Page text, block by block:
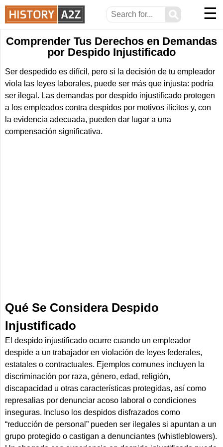
⚲ ☰
Comprender Tus Derechos en Demandas
por Despido Injustificado
Ser despedido es difícil, pero si la decisión de tu empleador
viola las leyes laborales, puede ser más que injusta: podría
ser ilegal. Las demandas por despido injustificado protegen
a los empleados contra despidos por motivos ilícitos y, con
la evidencia adecuada, pueden dar lugar a una
compensación significativa.
Qué Se Considera Despido
Injustificado
El despido injustificado ocurre cuando un empleador
despide a un trabajador en violación de leyes federales,
estatales o contractuales. Ejemplos comunes incluyen la
discriminación por raza, género, edad, religión,
discapacidad u otras características protegidas, así como
represalias por denunciar acoso laboral o condiciones
inseguras. Incluso los despidos disfrazados como
“reducción de personal” pueden ser ilegales si apuntan a un
grupo protegido o castigan a denunciantes (whistleblowers).